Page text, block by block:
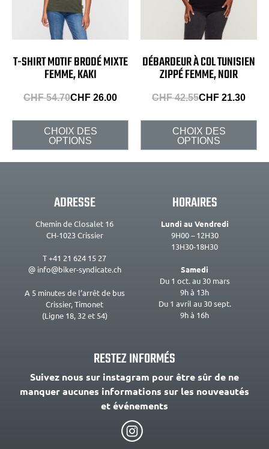
T-SHIRT MOTIF BRODÉ MIXTE
FEMME, KAKI
CHF54.70CHF 26.00
CHOIX DES
OPTIONS
DÉBARDEUR À COL TUNISIEN
ZIPPÉ FEMME, NOIR
CHF42.55CHF 21.30
CHOIX DES
OPTIONS
ADRESSE
Chemin de Closalet 16
CH-1023 Crissier
T +41 21 624 15 27
@ info@biker-syndicate.ch
A 5 minutes de l’arrêt de bus
Crissier, Timonet
(Ligne 18, 32 et 54)
HORAIRES
Lundi au Vendredi
9H00 – 12H30
13H30-18H30
Samedi
Du 1 oct. au 30 mars
9h à 13h
Du 1 avril au 30 sept.
9h à 16h
RESTEZ INFORMÉS
Suivez nous sur instagram pour être sûr de ne
manquer aucunes informations sur les nouveautés
et événements